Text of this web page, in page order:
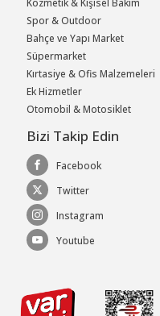
Spor & Outdoor
Bahçe ve Yapı Market
Süpermarket
Kırtasiye & Ofis Malzemeleri
Ek Hizmetler
Otomobil & Motosiklet
Bizi Takip Edin
Facebook
Twitter
Instagram
Youtube